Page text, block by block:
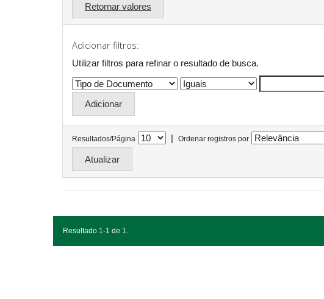
Retornar valores
Adicionar filtros:
Utilizar filtros para refinar o resultado de busca.
Resultados/Página | Ordenar registros por
Resultado 1-1 de 1.